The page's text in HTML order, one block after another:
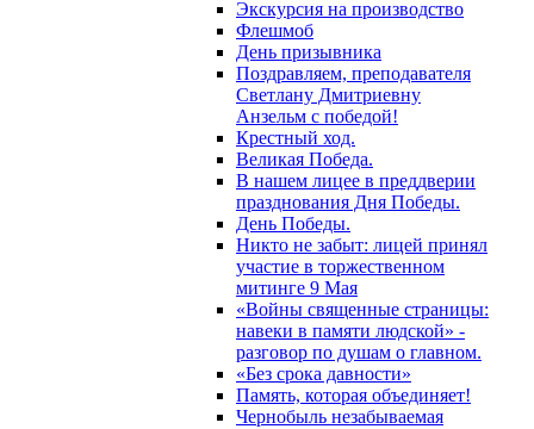
Экскурсия на производство
Флешмоб
День призывника
Поздравляем, преподавателя
Светлану Дмитриевну
Анзельм с победой!
Крестный ход.
Великая Победа.
В нашем лицее в преддверии
празднования Дня Победы.
День Победы.
Никто не забыт: лицей принял
участие в торжественном
митинге 9 Мая
«Войны священные страницы:
навеки в памяти людской» -
разговор по душам о главном.
«Без срока давности»
Память, которая объединяет!
Чернобыль незабываемая